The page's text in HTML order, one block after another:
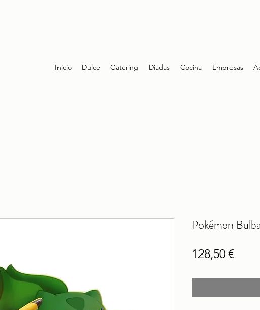
Inicio Dulce Catering Diadas Cocina Empresas
Pokémon
128,50 €Precio